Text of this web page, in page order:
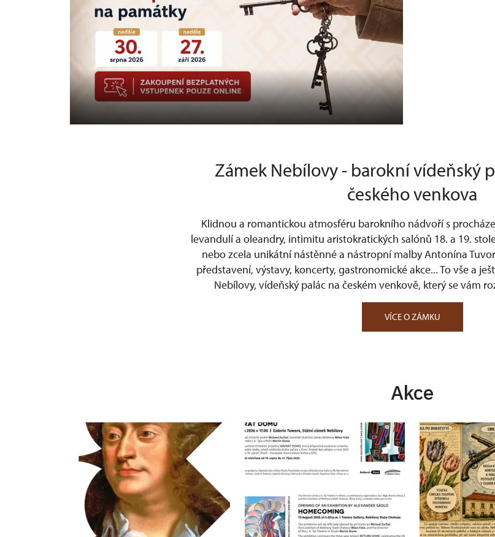
Zámek Nebílovy - barokní vídeňský
českého venkova
Klidnou a romantickou atmosféru barokního nádvoří s
levandulí a oleandry, intimitu aristokratických salónů 18. a 19.
nebo zcela unikátní nástěnné a nástropní malby Antonína
představení, výstavy, koncerty, gastronomické akce... To vše a
Nebílovy, vídeňský palác na českém venkově, který se vám
VÍCE O ZÁMKU
Akce